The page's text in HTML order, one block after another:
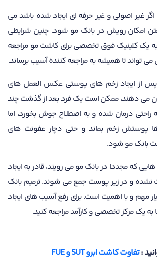
غیر اصولی و غیر حرفه ای ایجاد شده باشد می
امکان رویش در بانک مو شود. چنین شرایطی
یک کلینیک فوق تخصصی برای کاشت مو مراجعه
تواند تا همیشه به مراجعه کننده آسیب برساند.
پس از ایجاد زخم های پوستی عکس العمل های
می دهند، ممکن است یک فرد بعد از گذشت چند
درمان شده و به اصطلاح جوش بخورد، اما
پوستش زخم بماند و حتی دچار عفونت های
بانک مو شود.
که مجددا در بانک مو می رویند، قادر به ایجاد
و در زیر پوست جمع می شوند. ترمیم بانک
مهم و با اهمیت است. برای رفع آسیب های ایجاد
یک مرکز تخصصی و کارآمد مراجعه کنید.
:تفاوت کاشت ابرو SUT و FUE